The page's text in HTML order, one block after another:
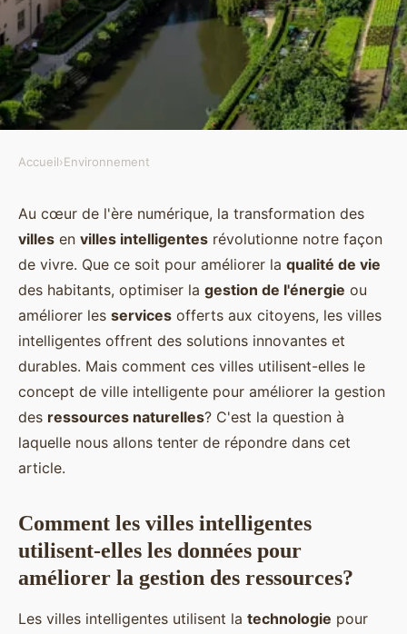
Comment le concept de ville
intelligente peut-il être utilisé
pour améliorer la gestion des
ressources naturelles?
Adem•5 juin 2024 •6 min de lecture
Accueil›Environnement
Au cœur de l'ère numérique, la transformation des
villes en villes intelligentes révolutionne notre façon
de vivre. Que ce soit pour améliorer la qualité de vie
des habitants, optimiser la gestion de l'énergie ou
améliorer les services offerts aux citoyens, les villes
intelligentes offrent des solutions innovantes et
durables. Mais comment ces villes utilisent-elles le
concept de ville intelligente pour améliorer la gestion
des ressources naturelles? C'est la question à
laquelle nous allons tenter de répondre dans cet
article.
Comment les villes intelligentes
utilisent-elles les données pour
améliorer la gestion des ressources?
Les villes intelligentes utilisent la technologie pour